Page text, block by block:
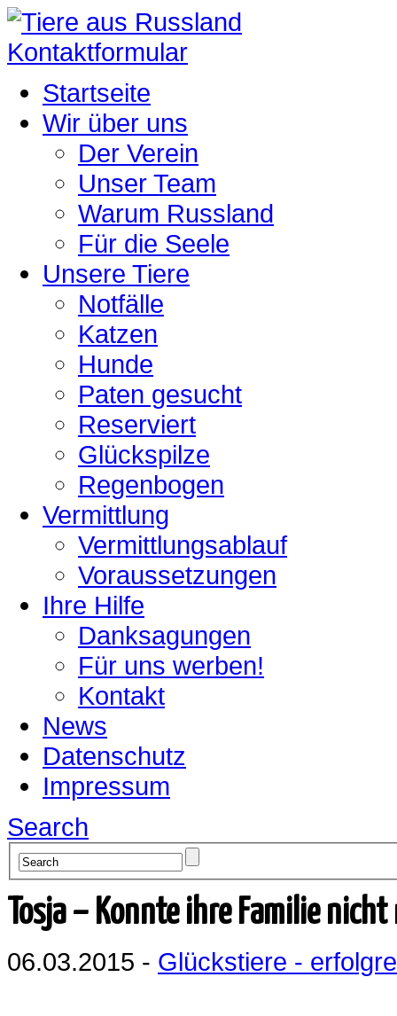
Kontaktformular
Startseite
Wir über uns
Der Verein
Unser Team
Warum Russland
Für die Seele
Unsere Tiere
Notfälle
Katzen
Hunde
Paten gesucht
Reserviert
Glückspilze
Regenbogen
Vermittlung
Vermittlungsablauf
Voraussetzungen
Ihre Hilfe
Danksagungen
Für uns werben!
Kontakt
News
Datenschutz
Impressum
Search
Tosja – Konnte ihre Familie nicht
06.03.2015 - Glückstiere -